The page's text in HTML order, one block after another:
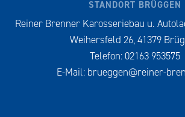
STANDORT BRÜGGEN
Reiner Brenner Karosseriebau u.
Weihersfeld 26, 41379
Telefon: 02163 953575
E-Mail: brueggen@reiner-